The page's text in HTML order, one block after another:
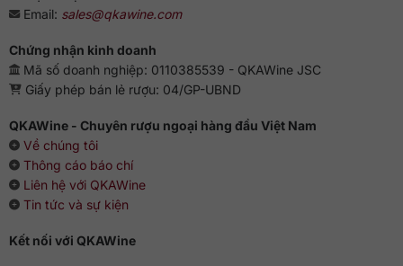
Hotline:0363 909 636
Zalo: QKAWine JSC
Messenger:Chat với QKAWine
Hỗ trợ khách hàng
Bán hàng:sales@qkawine.com
Dịch vụ sau bán hàng:
Email: sales@qkawine.com
Chứng nhận kinh doanh
Mã số doanh nghiệp: 0110385539 - QKAWine JSC
Giấy phép bán lẻ rượu: 04/GP-UBND
QKAWine - Chuyên rượu ngoại hàng đầu Việt Nam
Về chúng tôi
Thông cáo báo chí
Liên hệ với QKAWine
Tin tức và sự kiện
Kết nối với QKAWine